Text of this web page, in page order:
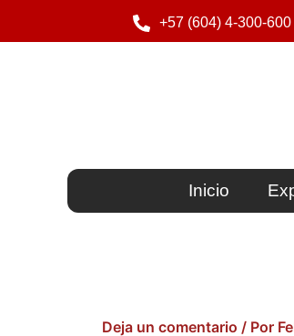
+57 (604) 4-300-600 |
Inicio
Deja un comentario / Por